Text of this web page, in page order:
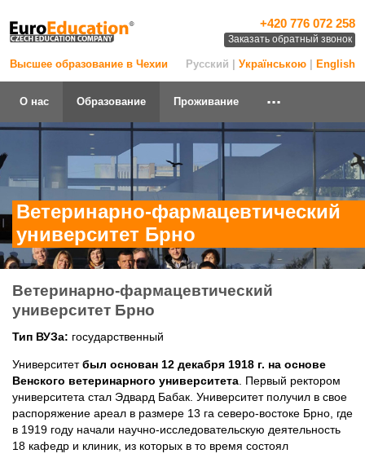
Высшее образование в Чехии
+420 776 072 258
Заказать обратный звонок
Русский | Українською English
О нас Образование Проживание ...
Ветеринарно-фармацевтический
университет Брно
Ветеринарно-фармацевтический
университет Брно
Тип ВУЗа: государственный
Университетбыл основан 12 декабря 1918 г. на основе
Венского ветеринарного университета . Первый ректором
университета стал Эдвард Бабак. Университет получил в свое
распоряжение ареал в размере 13 га северо-востоке Брно, где
в 1919 году начали научно-исследовательскую деятельность
18 кафедр и клиник, из которых в то время состоял